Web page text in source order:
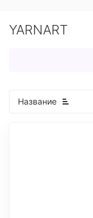
YARNART
Название